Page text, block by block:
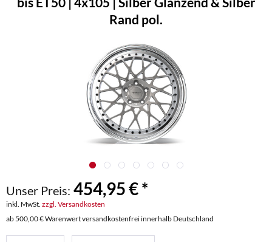
Rand pol.
Unser Preis: 454,95 € *
inkl. MwSt. zzgl. Versandkosten
ab 500,00 € Warenwert versandkostenfrei innerhalb Deutschland